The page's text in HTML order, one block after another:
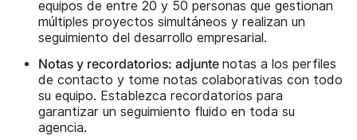
equipos de entre 20 y 50 personas que gestionan
múltiples proyectos simultáneos y realizan un
seguimiento del desarrollo empresarial.
Notas y recordatorios: adjunte notas a los perfiles
de contacto y tome notas colaborativas con todo
su equipo. Establezca recordatorios para
garantizar un seguimiento fluido en toda su
agencia.